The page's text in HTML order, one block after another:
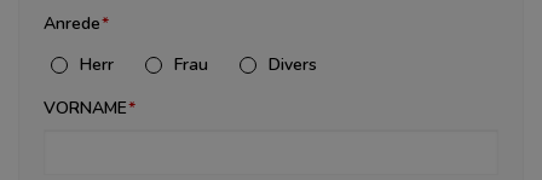
Anrede
Herr
Frau
Divers
VORNAME